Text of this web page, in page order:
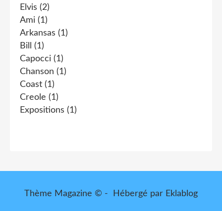
Elvis (2)
Ami (1)
Arkansas (1)
Bill
(1)
Capocci (1)
Chanson (1)
Coast (1)
Creole (1)
Expositions (1)
Thème Magazine © - Hébergé par Eklablog